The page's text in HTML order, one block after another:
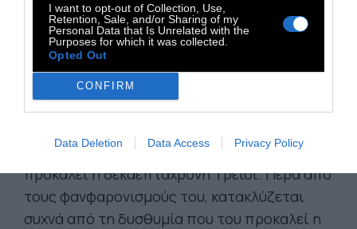
I want to opt-out of Collection, Use,
Retention, Sale, and/or Sharing of my
Personal Data that Is Unrelated with the
Purposes for which it was collected.
Opted Out
CONFIRM
Data Deletion Data Access Privacy Policy
έλξη που νιώθουν τα άτομα:η επιθυμία που
τα κατακλύζει ερωτοτροπεί με το
απαγορευμένο, το οποίο τη φτάνει στον
παροξυσμό και συνάμα την καταστρέφει.
παλεύει ενάντια στη σαγήνη που του
προκαλεί η δεκαεπτάχρονη Τρέισι. Πέρα από
τους φανφαρονισμούς του, κατακλύζεται
συχνά από τη δυσθυμία που του προκαλεί η